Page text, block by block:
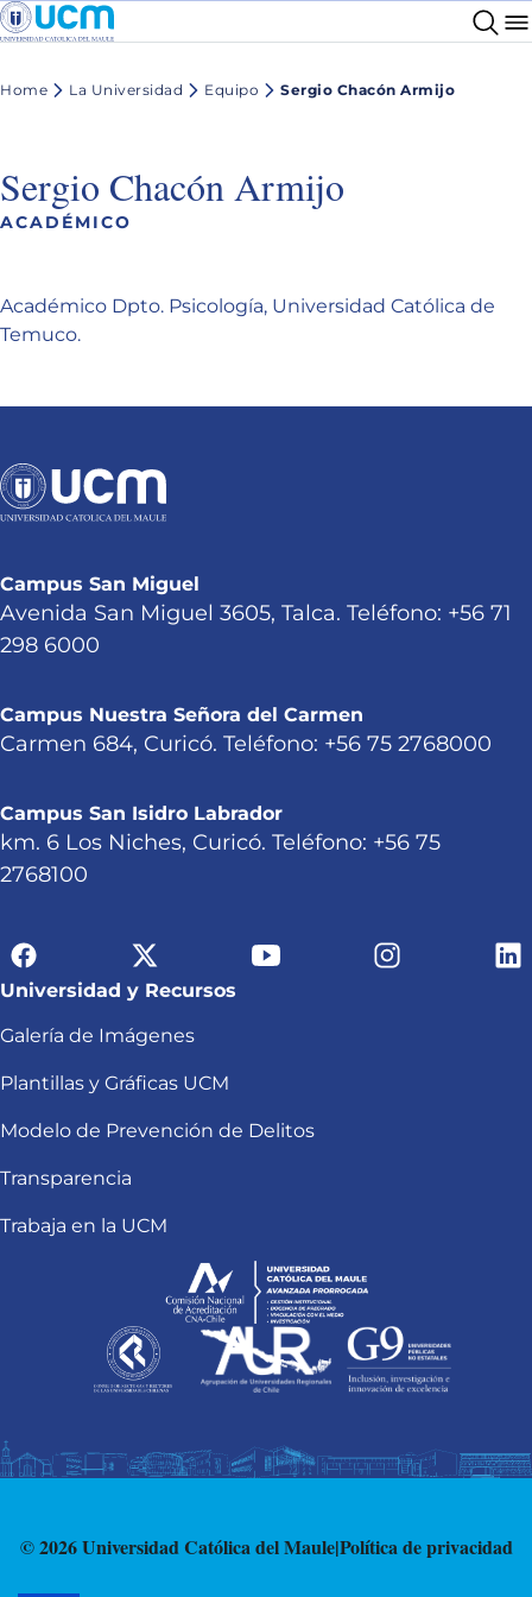
Home La Universidad Equipo Sergio Chacón Armijo
Sergio Chacón Armijo
ACADÉMICO
Académico Dpto. Psicología, Universidad Católica de
Temuco.
Campus San Miguel
Avenida San Miguel 3605, Talca. Teléfono: +56 71
298 6000
Campus Nuestra Señora del Carmen
Carmen 684, Curicó. Teléfono: +56 75 2768000
Campus San Isidro Labrador
km. 6 Los Niches, Curicó. Teléfono: +56 75
2768100
Universidad y Recursos
Galería de Imágenes
Plantillas y Gráficas UCM
Modelo de Prevención de Delitos
Transparencia
Trabaja en la UCM
© 2026 Universidad Católica del Maule|Política de privacidad